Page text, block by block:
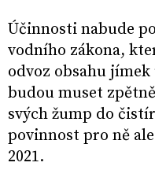
Účinnosti nabude
vodního zákona,
odvoz obsahu
budou muset
svých žump do
povinnost pro ně
2021.